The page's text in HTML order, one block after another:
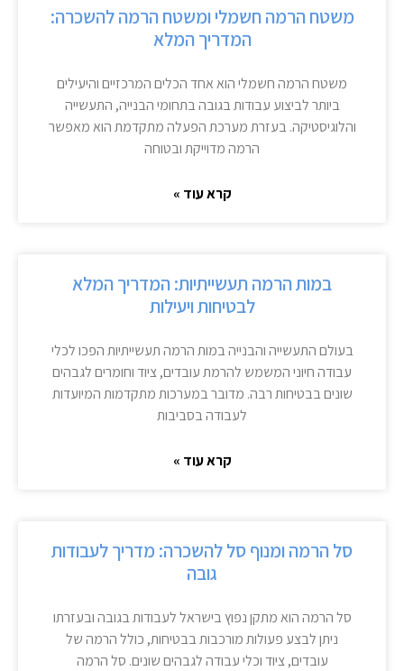
משטח הרמה חשמלי ומשטח הרמה להשכרה:
המדריך המלא
משטח הרמה חשמלי הוא אחד הכלים המרכזיים והיעילים
ביותר לביצוע עבודות בגובה בתחומי הבנייה, התעשייה
והלוגיסטיקה. בעזרת מערכת הפעלה מתקדמת הוא מאפשר
הרמה מדוייקת ובטוחה
קרא עוד »
במות הרמה תעשייתיות: המדריך המלא
לבטיחות ויעילות
בעולם התעשייה והבנייה במות הרמה תעשייתיות הפכו לכלי
עבודה חיוני המשמש להרמת עובדים, ציוד וחומרים לגבהים
שונים בבטיחות רבה. מדובר במערכות מתקדמות המיועדות
לעבודה בסביבות
קרא עוד »
סל הרמה ומנוף סל להשכרה: מדריך לעבודות
גובה
סל הרמה הוא מתקן נפוץ בישראל לעבודות בגובה ובעזרתו
ניתן לבצע פעולות מורכבות בבטיחות, כולל הרמה של
עובדים, ציוד וכלי עבודה לגבהים שונים. סל הרמה